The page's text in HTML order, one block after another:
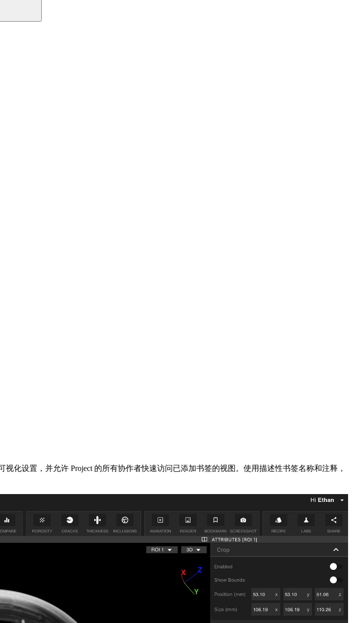
化设置，并允许 Project 的所有协作者快速访问已添加书签的视图。使用描述性书签名称和注释，